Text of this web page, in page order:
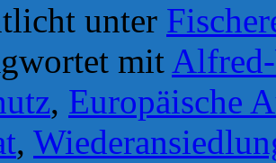
unter
mit
, Europäische
,